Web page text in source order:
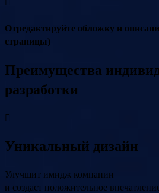
Отредактируйте обложку и
страницы)
Преимущества
разработки
Уникальный дизайн
Улучшит имидж компании
и создаст положительное